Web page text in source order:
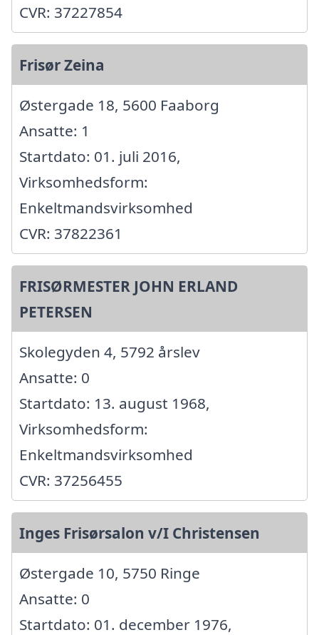
CVR: 37227854
Frisør Zeina
Østergade 18, 5600 Faaborg
Ansatte: 1
Startdato: 01. juli 2016,
Virksomhedsform:
Enkeltmandsvirksomhed
CVR: 37822361
FRISØRMESTER JOHN ERLAND
PETERSEN
Skolegyden 4, 5792 årslev
Ansatte: 0
Startdato: 13. august 1968,
Virksomhedsform:
Enkeltmandsvirksomhed
CVR: 37256455
Inges Frisørsalon v/I Christensen
Østergade 10, 5750 Ringe
Ansatte: 0
Startdato: 01. december 1976,